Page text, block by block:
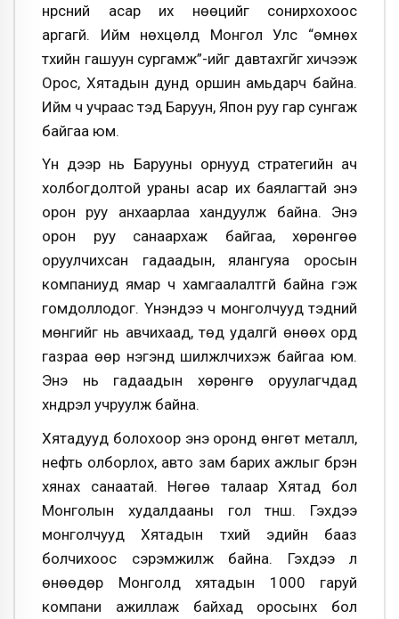
нүүрсний асар их нөөцийг сонирхохоос
аргагүй. Ийм нөхцөлд Монгол Улс “өмнөх
түүхийн гашуун сургамж”-ийг давтахгүйг хичээж
Орос, Хятадын дунд оршин амьдарч байна.
Ийм ч учраас тэд Баруун, Япон руу гар сунгаж
байгаа юм.
Үүн дээр нь Барууны орнууд стратегийн ач
холбогдолтой ураны асар их баялагтай энэ
орон руу анхаарлаа хандуулж байна. Энэ
орон руу санаархаж байгаа, хөрөнгөө
оруулчихсан гадаадын, ялангуяа оросын
компаниуд ямар ч хамгаалалтгүй байна гэж
гомдоллодог. Үнэндээ ч монголчууд тэдний
мөнгийг нь авчихаад, төд удалгүй өнөөх орд
газраа өөр нэгэнд шилжүүлчихэж байгаа юм.
Энэ нь гадаадын хөрөнгө оруулагчдад
хүндрэл учруулж байна.
Хятадууд болохоор энэ оронд өнгөт металл,
нефть олборлох, авто зам барих ажлыг бүрэн
хянах санаатай. Нөгөө талаар Хятад бол
Монголын худалдааны гол түнш. Гэхдээ
монголчууд Хятадын түүхий эдийн бааз
болчихоос сэрэмжилж байна. Гэхдээ л
өнөөдөр Монголд хятадын 1000 гаруй
компани ажиллаж байхад оросынх бол